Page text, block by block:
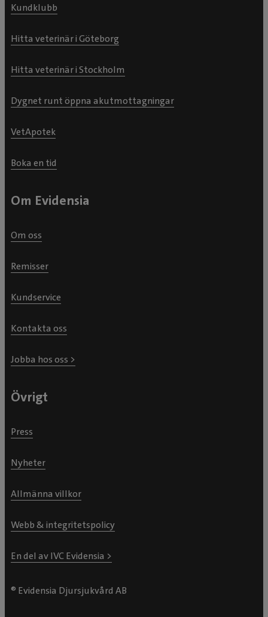
Kundklubb
Hitta veterinär i Göteborg
Hitta veterinär i Stockholm
Dygnet runt öppna akutmottagningar
VetApotek
Boka en tid
Om Evidensia
Om oss
Remisser
Kundservice
Kontakta oss
Jobba hos oss >
Övrigt
Press
Nyheter
Allmänna villkor
Webb & integritetspolicy
En del av IVC Evidensia >
® Evidensia Djursjukvård AB